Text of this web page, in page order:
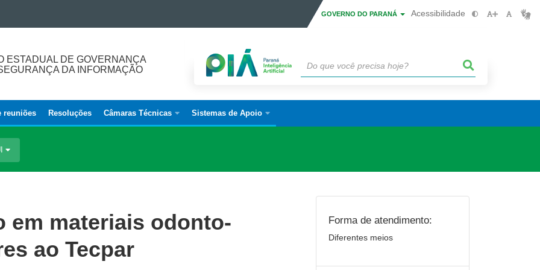
GOVERNO DO PARANÁ Acessibilidade
ESTADUAL DE GOVERNANÇA
DA INFORMAÇÃO
reuniões Resoluções Câmaras Técnicas Sistemas de Apoio
em materiais odonto-
ao Tecpar
Forma de atendimento:
Diferentes meios